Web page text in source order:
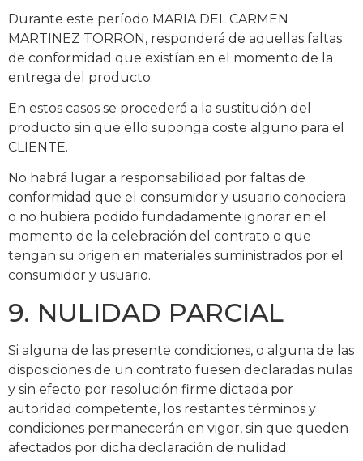
Durante este período MARIA DEL CARMEN
MARTINEZ TORRON, responderá de aquellas faltas
de conformidad que existían en el momento de la
entrega del producto.
En estos casos se procederá a la sustitución del
producto sin que ello suponga coste alguno para el
CLIENTE.
No habrá lugar a responsabilidad por faltas de
conformidad que el consumidor y usuario conociera
o no hubiera podido fundadamente ignorar en el
momento de la celebración del contrato o que
tengan su origen en materiales suministrados por el
consumidor y usuario.
9. NULIDAD PARCIAL
Si alguna de las presente condiciones, o alguna de las
disposiciones de un contrato fuesen declaradas nulas
y sin efecto por resolución firme dictada por
autoridad competente, los restantes términos y
condiciones permanecerán en vigor, sin que queden
afectados por dicha declaración de nulidad.